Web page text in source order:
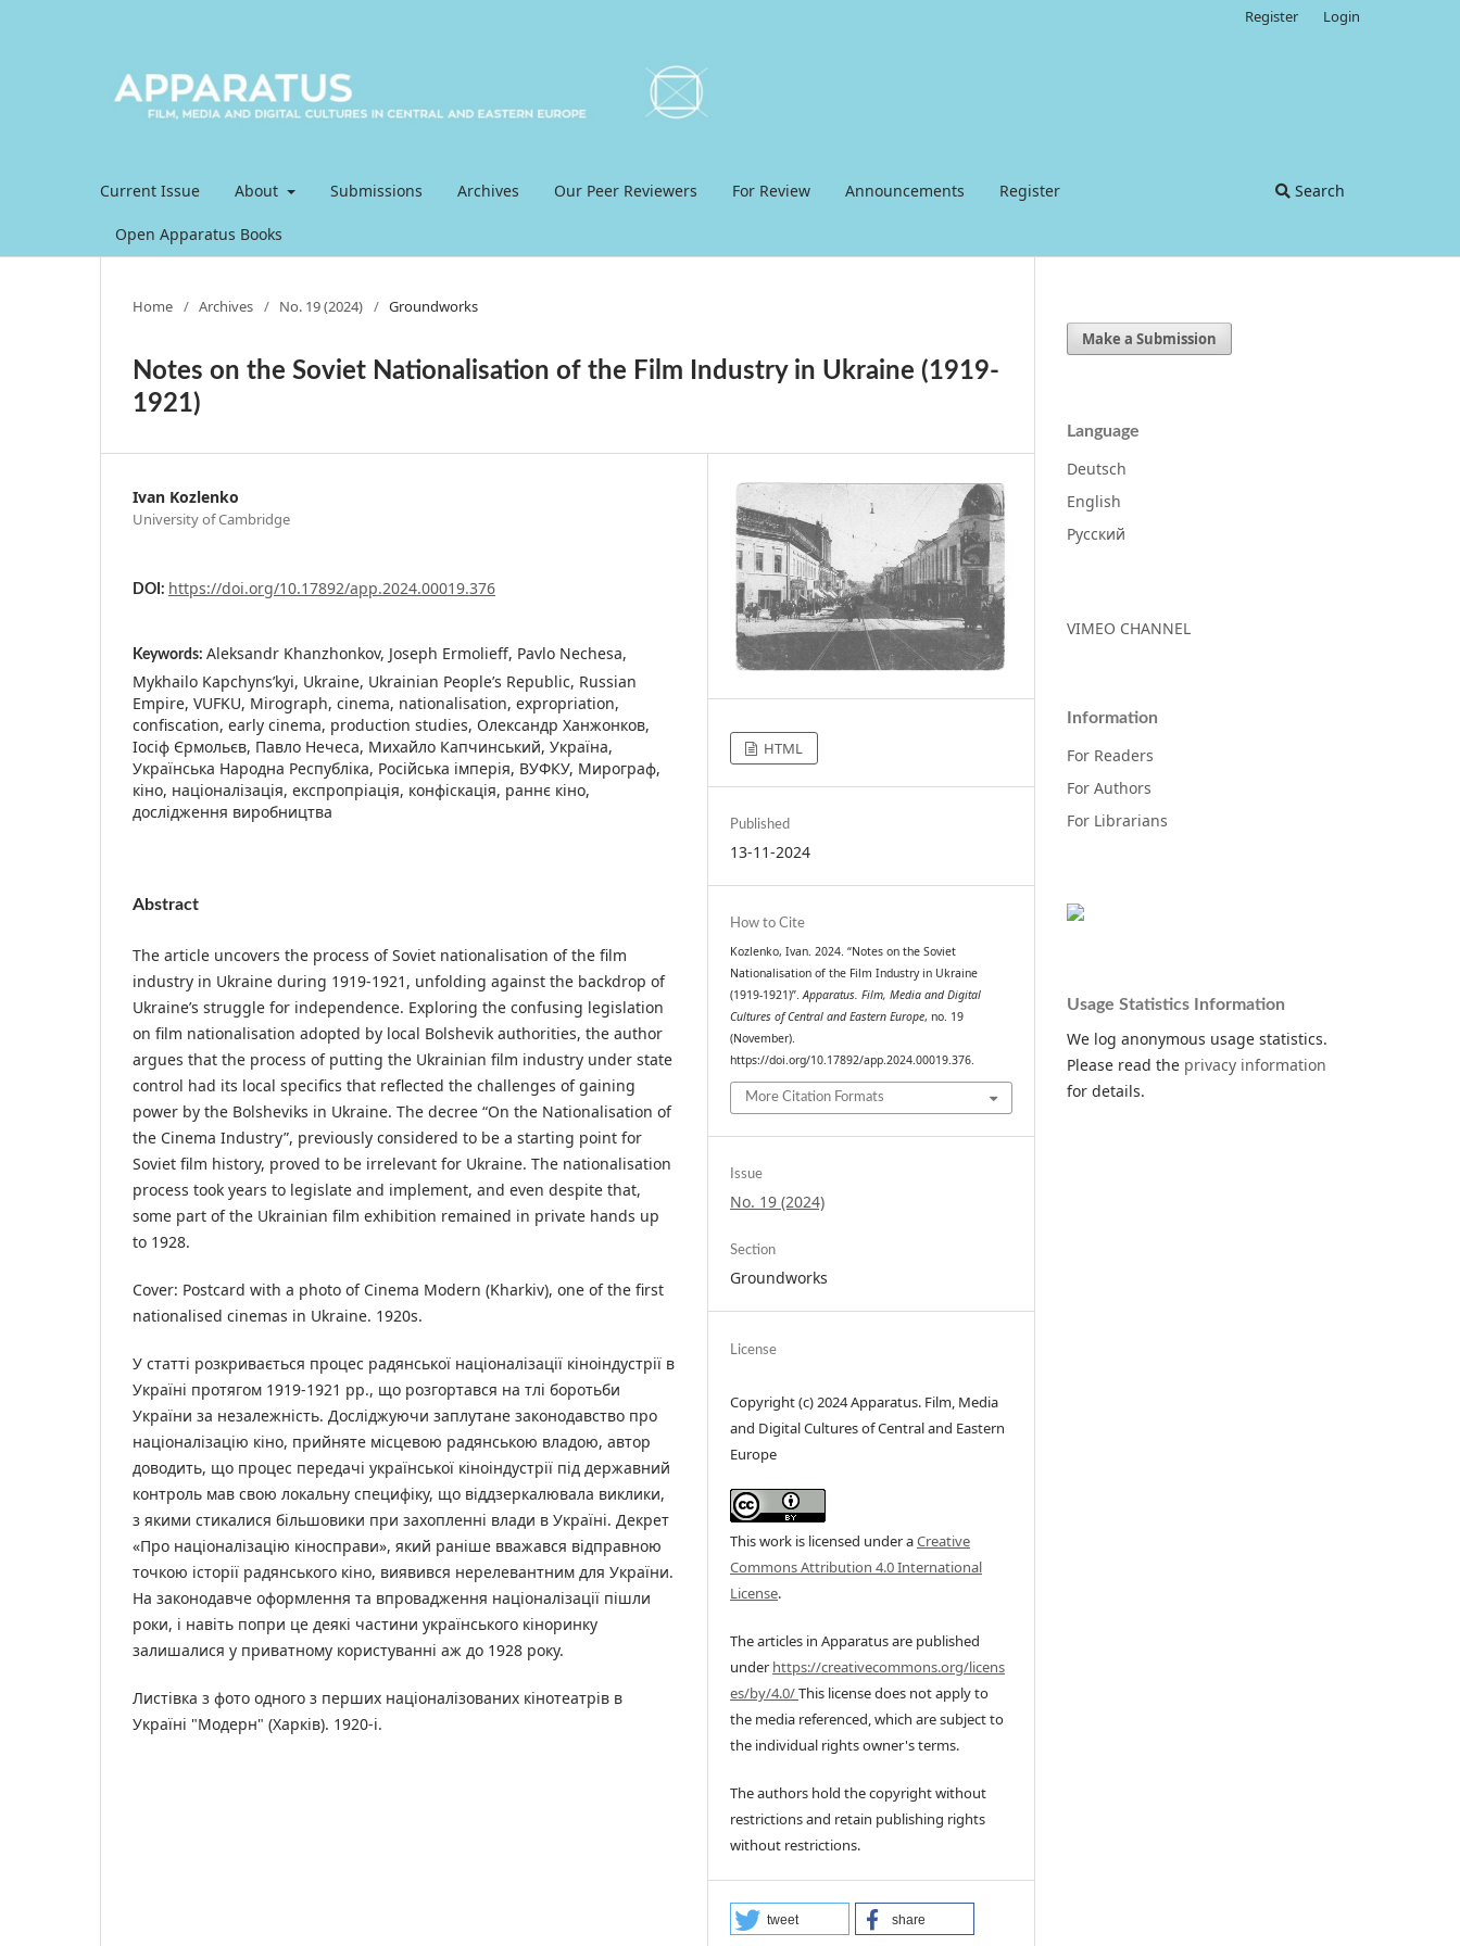
Current Issue About Submissions Archives Our Peer Reviewers For Review Announcements Register
Open Apparatus Books
Search
Register Login
Home / Archives / No. 19 (2024) / Groundworks
Notes on the Soviet Nationalisation of the Film Industry in Ukraine (1919-
1921)
Ivan Kozlenko
University of Cambridge
DOI: https://doi.org/10.17892/app.2024.00019.376
Keywords: Aleksandr Khanzhonkov, Joseph Ermolieff, Pavlo Nechesa,
Mykhailo Kapchyns’kyi, Ukraine, Ukrainian People’s Republic, Russian
Empire, VUFKU, Mirograph, cinema, nationalisation, expropriation,
confiscation, early cinema, production studies, Олександр Ханжонков,
Іосіф Єрмольєв, Павло Нечеса, Михайло Капчинський, Україна,
Українська Народна Республіка, Російська імперія, ВУФКУ, Мирограф,
кіно, націоналізація, експропріація, конфіскація, раннє кіно,
дослідження виробництва
Abstract
The article uncovers the process of Soviet nationalisation of the film
industry in Ukraine during 1919-1921, unfolding against the backdrop of
Ukraine’s struggle for independence. Exploring the confusing legislation
on film nationalisation adopted by local Bolshevik authorities, the author
argues that the process of putting the Ukrainian film industry under state
control had its local specifics that reflected the challenges of gaining
power by the Bolsheviks in Ukraine. The decree “On the Nationalisation of
the Cinema Industry”, previously considered to be a starting point for
Soviet film history, proved to be irrelevant for Ukraine. The nationalisation
process took years to legislate and implement, and even despite that,
some part of the Ukrainian film exhibition remained in private hands up
to 1928.
Cover: Postcard with a photo of Cinema Modern (Kharkiv), one of the first
nationalised cinemas in Ukraine. 1920s.
У статті розкривається процес радянської націоналізації кіноіндустрії в
Україні протягом 1919-1921 рр., що розгортався на тлі боротьби
України за незалежність. Досліджуючи заплутане законодавство про
націоналізацію кіно, прийняте місцевою радянською владою, автор
доводить, що процес передачі української кіноіндустрії під державний
контроль мав свою локальну специфіку, що віддзеркалювала виклики,
з якими стикалися більшовики при захопленні влади в Україні. Декрет
«Про націоналізацію кіносправи», який раніше вважався відправною
точкою історії радянського кіно, виявився нерелевантним для України.
На законодавче оформлення та впровадження націоналізації пішли
роки, і навіть попри це деякі частини українського кіноринку
залишалися у приватному користуванні аж до 1928 року.
Листівка з фото одного з перших націоналізованих кінотеатрів в
Україні "Модерн" (Харків). 1920-і.
HTML
Published
13-11-2024
How to Cite
Kozlenko, Ivan. 2024. “Notes on the Soviet
Nationalisation of the Film Industry in Ukraine
(1919-1921)”.Apparatus. Film, Media and Digital
Cultures of Central and Eastern Europe, no. 19
(November).
https://doi.org/10.17892/app.2024.00019.376.
More Citation Formats
Issue
No. 19 (2024)
Section
Groundworks
License
Copyright (c) 2024 Apparatus. Film, Media
and Digital Cultures of Central and Eastern
Europe
This work is licensed under aCreative
Commons Attribution 4.0 International
License.
The articles in Apparatus are published
underhttps://creativecommons.org/licens
es/by/4.0/This license does not apply to
the media referenced, which are subject to
the individual rights owner's terms.
The authors hold the copyright without
restrictions and retain publishing rights
without restrictions.
tweet share
Make a Submission
Language
Deutsch
English
Русский
VIMEO CHANNEL
Information
For Readers
For Authors
For Librarians
Usage Statistics Information
We log anonymous usage statistics.
Please read the privacy information
for details.